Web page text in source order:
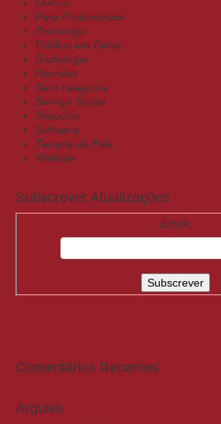
Outros
Para Profissionais
Psicologia
Público em Geral
Radiologia
Revistas
Sem categoria
Serviço Social
Simpósio
Software
Terapia da Fala
Website
Subscrever Atualizações
Email:
Comentários Recentes
Arquivo